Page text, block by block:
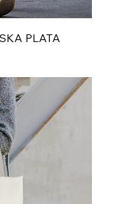
PLATA